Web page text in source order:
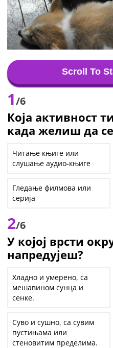
Scroll To
1/6
Која активност
када желиш да
Читање књиге или
слушање аудио-књиге
Гледање филмова или
серија
2/6
У којој врсти
напредујеш?
Хладно и умерено, са
мешавином сунца и
сенке.
Суво и сушно, са сувим
пустињама или
стеновитим пределима.